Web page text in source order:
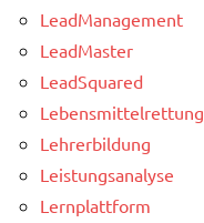
LeadManagement
LeadMaster
LeadSquared
Lebensmittelrettung
Lehrerbildung
Leistungsanalyse
Lernplattform